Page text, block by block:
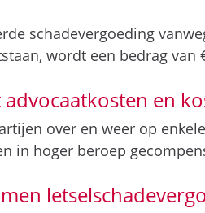
schadevergoeding
wordt een bedrag van
advocaatkosten en
over en weer op
in hoger beroep